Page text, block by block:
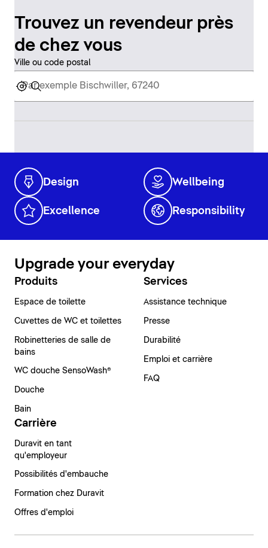
Trouvez un revendeur près
de chez vous
Ville ou code postal
Design Wellbeing
Excellence Responsibility
Upgrade your everyday
Produits
Espace de toilette
Cuvettes de WC et toilettes
Robinetteries de salle de
bains
WC douche SensoWash®
Douche
Bain
Services
Assistance technique
Presse
Durabilité
Emploi et carrière
FAQ
Carrière
Duravit en tant
qu'employeur
Possibilités d'embauche
Formation chez Duravit
Offres d'emploi